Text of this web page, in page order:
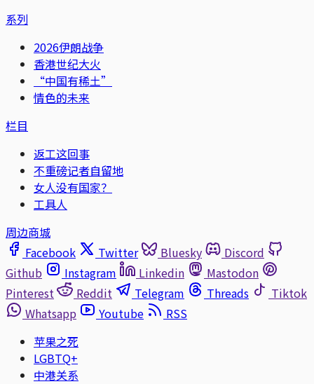
系列
2026伊朗战争
香港世纪大火
“中国有稀土”
情色的未来
栏目
返工这回事
不重磅记者自留地
女人没有国家？
工具人
周边商城
Facebook
Twitter Bluesky
Discord
Github
Instagram Linkedin
Mastodon
Pinterest
Reddit Telegram Threads
Tiktok
Whatsapp
Youtube
RSS
苹果之死
LGBTQ+
中港关系